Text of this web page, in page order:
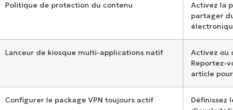
Politique de protection du contenu
Activez la
partager
Lanceur de kiosque multi-applications natif Activez ou
Reportez-
article
Configurer le package VPN toujours actif
Définissez